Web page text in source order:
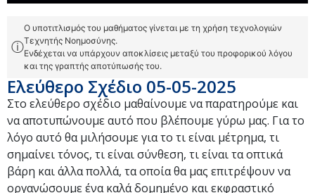
ⓘ
Ο υποτιτλισμός του μαθήματος γίνεται με τη χρήση τεχνολογιών
Τεχνητής Νοημοσύνης.
Ενδέχεται να υπάρχουν αποκλίσεις μεταξύ του προφορικού λόγου
και της γραπτής αποτύπωσής του.
Ελεύθερο Σχέδιο 05-05-2025
Στο ελεύθερο σχέδιο μαθαίνουμε να παρατηρούμε και
να αποτυπώνουμε αυτό που βλέπουμε γύρω μας. Για το
λόγο αυτό θα μιλήσουμε για το τι είναι μέτρημα, τι
σημαίνει τόνος, τι είναι σύνθεση, τι είναι τα οπτικά
βάρη και άλλα πολλά, τα οποία θα μας επιτρέψουν να
οργανώσουμε ένα καλά δομημένο και εκφραστικό